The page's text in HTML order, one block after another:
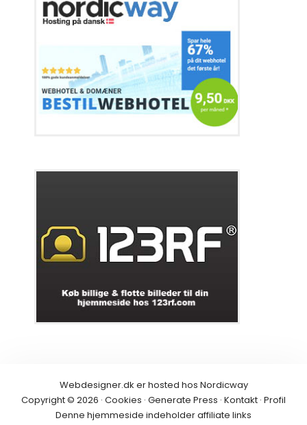
Webdesigner.dk er hosted hos Nordicway
Copyright © 2026 · Cookies · Generate Press · Kontakt · Profil
Denne hjemmeside indeholderaffiliate links